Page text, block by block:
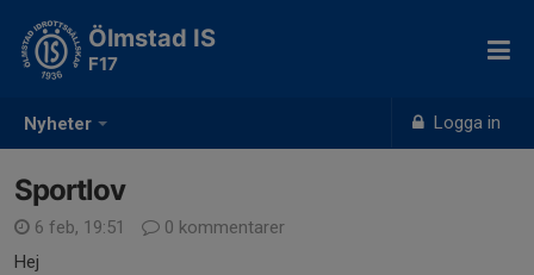
Nyheter Logga in
Ölmstad IS
F17
Sportlov
6 feb, 19:51
0 kommentarer
Hej